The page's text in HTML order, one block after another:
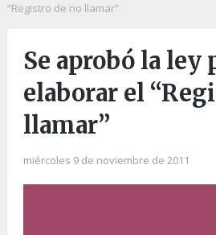
“Registro de no llamar”
Se aprobó la ley
elaborar el
llamar”
miércoles 9 de noviembre de 2011